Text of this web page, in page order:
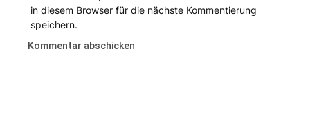
in diesem Browser für die nächste Kommentierung
speichern.